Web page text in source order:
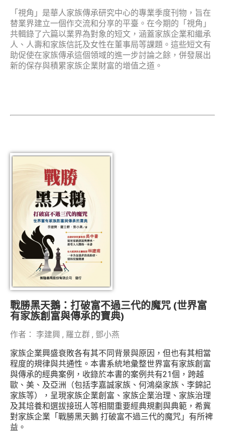
「視角」是華人家族傳承研究中心的專業季度刊物，旨在
替業界建立一個作交流和分享的平臺。在今期的「視角」
共輯錄了六篇以業界為對象的短文，涵蓋家族企業和繼承
人、人壽和家族信託及女性在董事局等課題。這些短文有
助促使在家族傳承這個領域的進一步討論之餘，併發展出
新的保存與積累家族企業財富的增值之道。
戰勝黑天鵝：打破富不過三代的魔咒 (世界富
有家族創富與傳承的寶典)
作者： 李建興 , 羅立群 , 鄧小燕
家族企業興盛衰敗各有其不同背景與原因，但也有其相當
程度的規律與共通性。本書系統地彙整世界富有家族創富
與傳承的經典案例，收錄於本書的案例共有21個，跨越
歐、美、及亞洲（包括李嘉誠家族、何鴻燊家族、李錦記
家族等），呈現家族企業創富、家族企業治理、家族治理
及其培養和選拔接班人等相關重要經典規劃與典範，希冀
對家族企業「戰勝黑天鵝 打破富不過三代的魔咒」有所裨
益。